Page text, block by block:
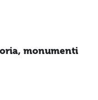
monumenti